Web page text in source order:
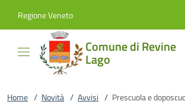
Regione Veneto
Comune di Revine
Lago
Home / Novità / Avvisi / Prescuola e